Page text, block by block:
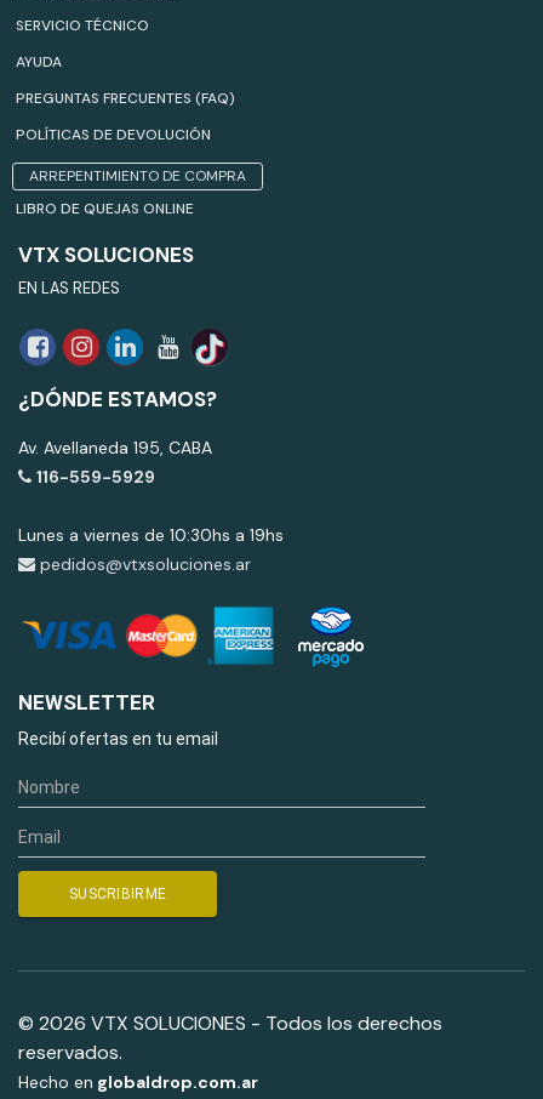
SERVICIO TÉCNICO
AYUDA
PREGUNTAS FRECUENTES (FAQ)
POLÍTICAS DE DEVOLUCIÓN
ARREPENTIMIENTO DE COMPRA
LIBRO DE QUEJAS ONLINE
VTX SOLUCIONES
EN LAS REDES
¿DÓNDE ESTAMOS?
Av. Avellaneda 195, CABA
116-559-5929
Lunes a viernes de 10:30hs a 19hs
pedidos@vtxsoluciones.ar
NEWSLETTER
Recibí ofertas en tu email
© 2026 VTX SOLUCIONES - Todos los derechos
reservados.
Hecho en globaldrop.com.ar